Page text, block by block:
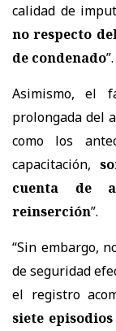
calidad de
no respecto
de condenado”.
Asimismo, el
prolongada del
como los
capacitación,
cuenta de
reinserción”.
“Sin embargo,
de seguridad
el registro
siete